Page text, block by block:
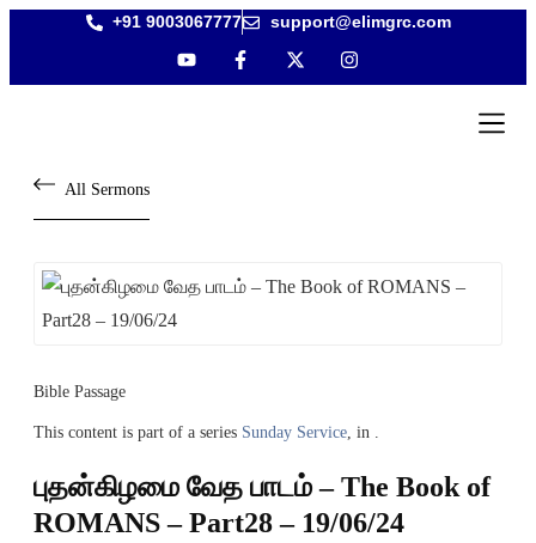
+91 9003067777 support@elimgrc.com
All Sermons
Bible Passage
This content is part of a series Sunday Service , in .
புதன்கிழமை வேத பாடம் – The Book of
ROMANS – Part28 – 19/06/24